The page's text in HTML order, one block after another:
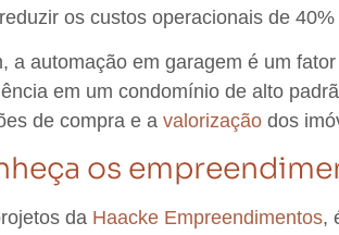
os custos operacionais de
a automação em garagem é um
em um condomínio de alto
de compra e a valorização dos
os
da Haacke Empreendimentos,